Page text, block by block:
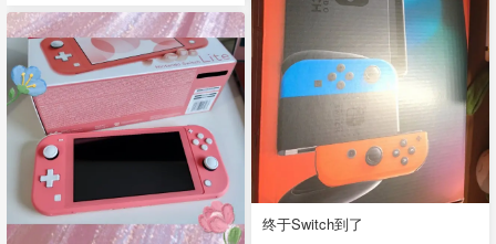
终于Switch到了